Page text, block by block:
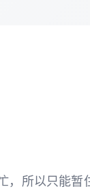
，所以只能